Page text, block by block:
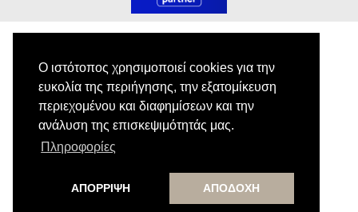
Ο ιστότοπος χρησιμοποιεί cookies για την
ευκολία της περιήγησης, την εξατομίκευση
περιεχομένου και διαφημίσεων και την
ανάλυση της επισκεψιμότητάς μας.
Πληροφορίες
ΑΠΟΡΡΙΨΗ ΑΠΟΔΟΧΗ
Εγγραφή στο Newsletter
Κάνε εγγραφή στο newsletter μας για να
λαμβάνεις αποκλειστικές προσφορές.